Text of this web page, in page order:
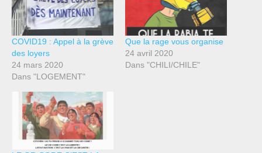
COVID19 : Appel à la grève
des loyers
24 mars 2020
Dans "LOGEMENT"
Que la rage vous organise
24 avril 2020
Dans "CHILI/CHILE"